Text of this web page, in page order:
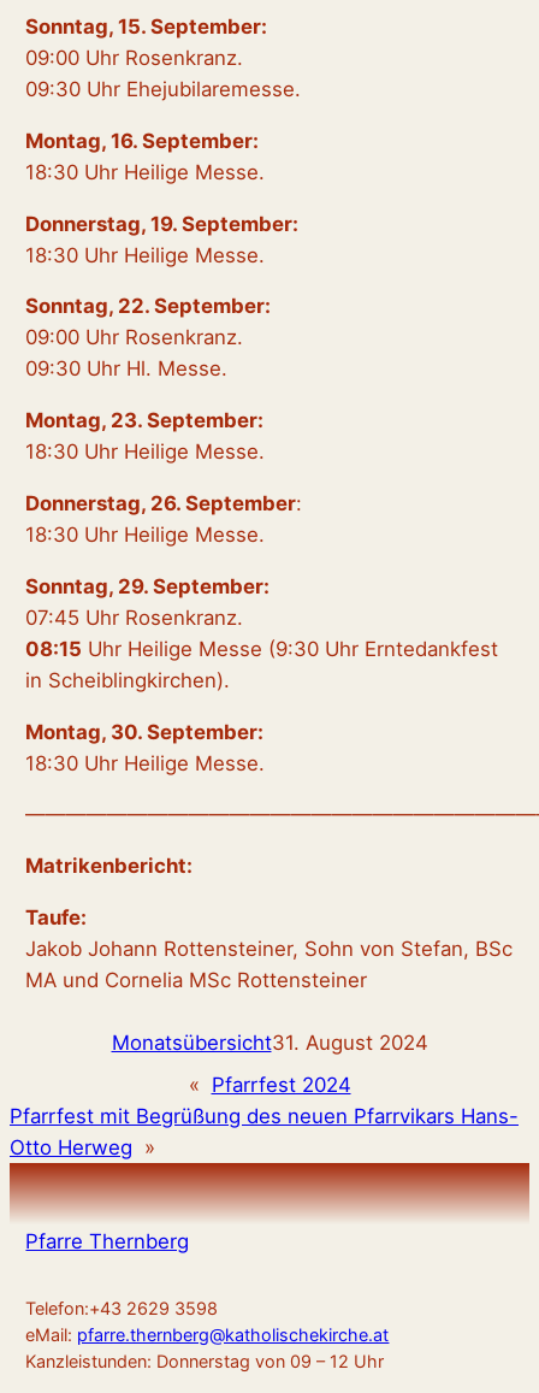
Sonntag, 15. September:
09:00 Uhr Rosenkranz.
09:30 Uhr Ehejubilaremesse.
Montag, 16. September:
18:30 Uhr Heilige Messe.
Donnerstag, 19. September:
18:30 Uhr Heilige Messe.
Sonntag, 22. September:
09:00 Uhr Rosenkranz.
09:30 Uhr Hl. Messe.
Montag, 23. September:
18:30 Uhr Heilige Messe.
Donnerstag, 26. September:
18:30 Uhr Heilige Messe.
Sonntag, 29. September:
07:45 Uhr Rosenkranz.
08:15 Uhr Heilige Messe (9:30 Uhr Erntedankfest
in Scheiblingkirchen).
Montag, 30. September:
18:30 Uhr Heilige Messe.
Matrikenbericht:
Taufe:
Jakob Johann Rottensteiner, Sohn von Stefan, BSc
MA und Cornelia MSc Rottensteiner
Monatsübersicht31. August 2024
« Pfarrfest 2024
Pfarrfest mit Begrüßung des neuen Pfarrvikars Hans-
Otto Herweg »
Pfarre Thernberg
Telefon:+43 2629 3598
eMail: pfarre.thernberg@katholischekirche.at
Kanzleistunden: Donnerstag von 09 – 12 Uhr